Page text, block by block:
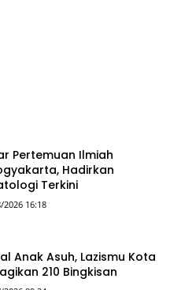
Pertemuan Ilmiah
Hadirkan
Terkini
2026 16:18
Anak Asuh, Lazismu Kota
210 Bingkisan